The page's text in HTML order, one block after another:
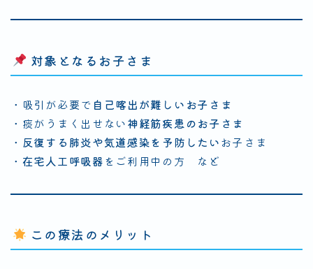
対象となるお子さま
・吸引が必要で 自己喀出が難しいお子さま
・痰がうまく出せない神経筋疾患のお子さま
・ 反復する肺炎や気道感染を予防したいお子さま
・ 在宅人工呼吸器をご利用中の方 など
この療法のメリット